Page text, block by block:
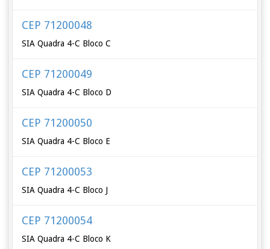
CEP 71200048
SIA Quadra 4-C Bloco C
CEP 71200049
SIA Quadra 4-C Bloco D
CEP 71200050
SIA Quadra 4-C Bloco E
CEP 71200053
SIA Quadra 4-C Bloco J
CEP 71200054
SIA Quadra 4-C Bloco K